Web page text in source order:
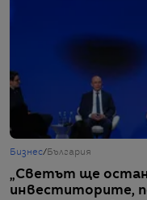
Бизнес/ България
„Светът ще
инвеститорите,